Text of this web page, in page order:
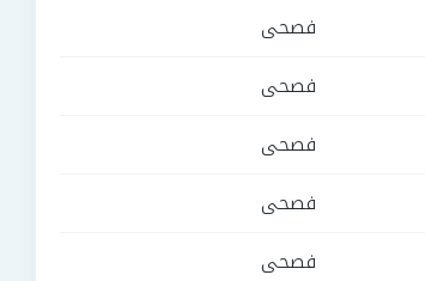
فصحى
فصحى
فصحى
فصحى
فصحى